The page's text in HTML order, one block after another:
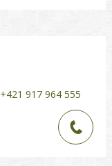
+421 917 964 555